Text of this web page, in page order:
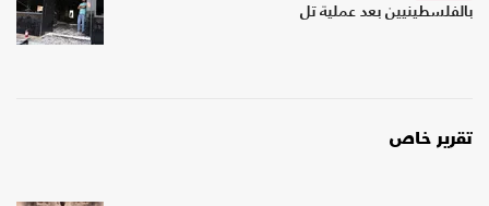
بالفلسطينيين بعد عملية تل
تقرير خاص